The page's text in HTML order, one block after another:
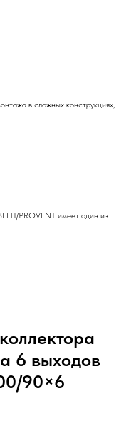
в сложных конструкциях,
PROVENT имеет один из
6 выходов
90×6